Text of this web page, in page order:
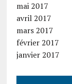
mai 2017
avril 2017
mars 2017
février 2017
janvier 2017